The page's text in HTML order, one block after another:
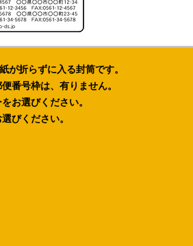
が折らずに入る封筒です。
番号枠は、有りません。
お選びください。
びください。